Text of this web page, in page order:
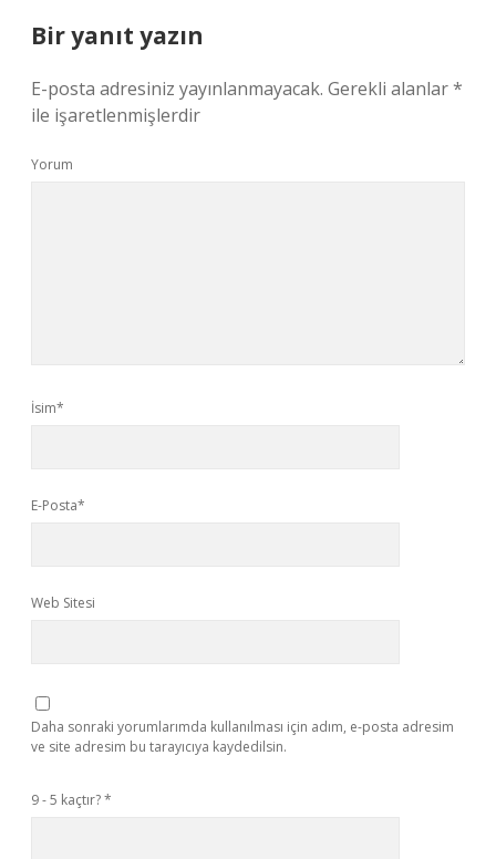
Bir yanıt yazın
E-posta adresiniz yayınlanmayacak. Gerekli alanlar*
ile işaretlenmişlerdir
Yorum
İsim*
E-Posta*
Web Sitesi
Daha sonraki yorumlarımda kullanılması için adım, e-posta adresim
ve site adresim bu tarayıcıya kaydedilsin.
9 - 5 kaçtır?*